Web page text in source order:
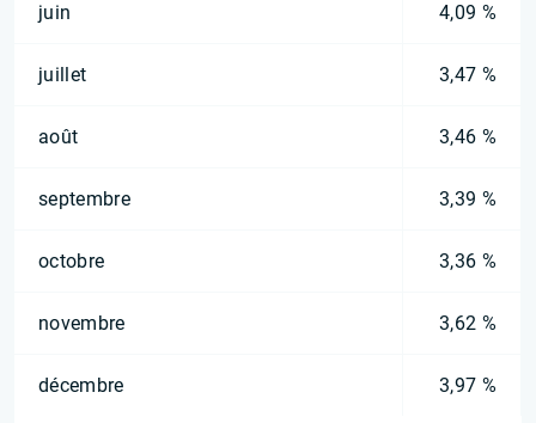
juin 4,09 %
juillet 3,47 %
août 3,46 %
septembre 3,39 %
octobre 3,36 %
novembre 3,62 %
décembre 3,97 %